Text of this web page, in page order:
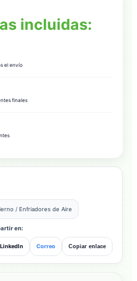
incluidas:
el envío
finales
/ Enfriadores de Aire
en:
LinkedIn Correo Copiar enlace